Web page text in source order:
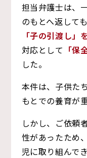
担当弁護士は、
のもとへ返して
「子の引渡し」
対応として 「保
した。
本件は、子供た
もとでの養育が
しかし、ご依頼
性があったため
児に取り組んで